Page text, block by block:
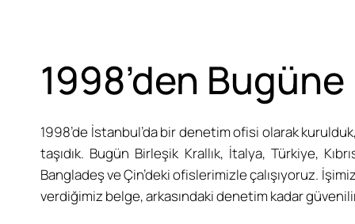
1998’den Bugüne
1998’de İstanbul’da bir denetim ofisi olarak
taşıdık. Bugün Birleşik Krallık, İtalya, Türkiye,
Bangladeş ve Çin’deki ofislerimizle çalışıyoruz.
verdiğimiz belge, arkasındaki denetim kadar